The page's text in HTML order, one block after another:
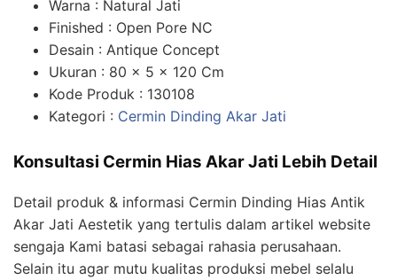
Warna : Natural Jati
Finished : Open Pore NC
Desain : Antique Concept
Ukuran : 80 x 5 x 120 Cm
Kode Produk : 130108
Kategori : Cermin Dinding Akar Jati
Konsultasi Cermin Hias Akar Jati Lebih Detail
Detail produk & informasi Cermin Dinding Hias Antik
Akar Jati Aestetik yang tertulis dalam artikel website
sengaja Kami batasi sebagai rahasia perusahaan.
Selain itu agar mutu kualitas produksi mebel selalu